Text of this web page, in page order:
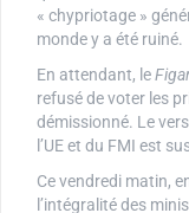
« chypriotage »
monde y a été ruiné.
En attendant, le
refusé de voter les
démissionné. Le
l’UE et du FMI est
Ce vendredi matin,
l’intégralité des